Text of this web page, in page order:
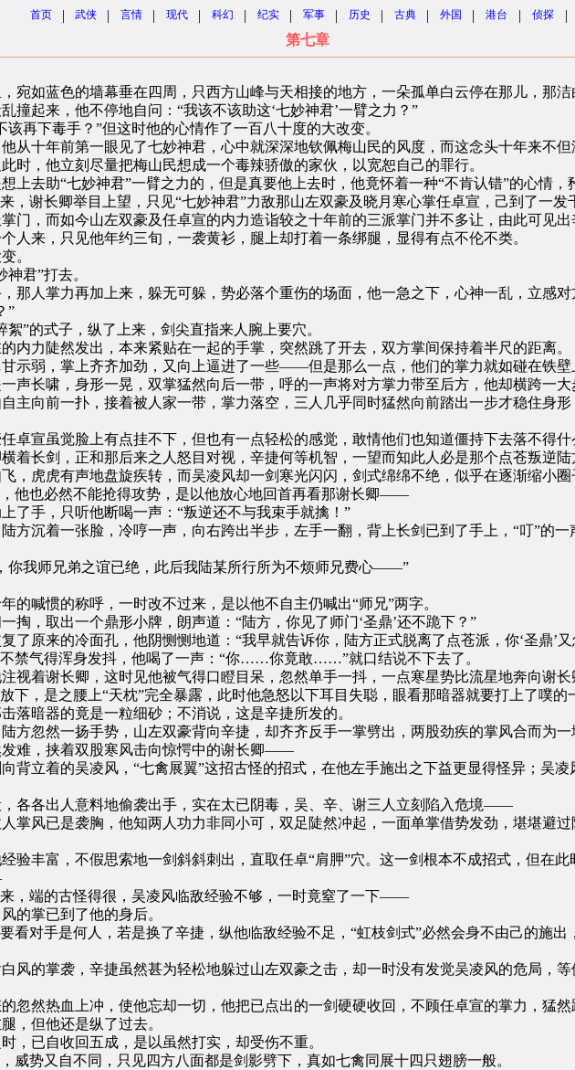
首页 | 武侠 | 言情 | 现代 | 科幻 | 纪实 | 军事 | 历史 | 古典 | 外国 | 港台 | 侦探 |
第七章
如蓝色的墙幕垂在四周，只西方山峰与天相接的地方，一朵孤单白云停在那儿，那洁
起来，他不停地自问：“我该不该助这‘七妙神君’一臂之力？”
下毒手？”但这时他的心情作了一百八十度的大改变。
十年前第一眼见了七妙神君，心中就深深地钦佩梅山民的风度，而这念头十年来不
时，他立刻尽量把梅山民想成一个毒辣骄傲的家伙，以宽恕自己的罪行。
去助“七妙神君”一臂之力的，但是真要他上去时，他竟怀着一种“不肯认错”的心情，
谢长卿举目上望，只见“七妙神君”力敌那山左双豪及晓月寒心掌任卓宣，己到了一发
，而如今山左双豪及任卓宣的内力造诣较之十年前的三派掌门并不多让，由此可见出
来，只见他年约三旬，一袭黄衫，腿上却打着一条绑腿，显得有点不伦不类。
。
君”打去。
人掌力再加上来，躲无可躲，势必落个重伤的场面，他一急之下，心神一乱，立感对
”
的式子，纵了上来，剑尖直指来人腕上要穴。
力陡然发出，本来紧贴在一起的手掌，突然跳了开去，双方掌间保持着半尺的距离。
弱，掌上齐齐加劲，又向上逼进了一些——但是那么一点，他们的掌力就如碰在铁壁
长啸，身形一晃，双掌猛然向后一带，呼的一声将对方掌力带至后方，他却横跨一大
向前一扑，接着被人家一带，掌力落空，三人几乎同时猛然向前踏出一步才稳住身形
宣虽觉脸上有点挂不下，但也有一点轻松的感觉，敢情他们也知道僵持下去落不得什
长剑，正和那后来之人怒目对视，辛捷何等机智，一望而知此人必是那个点苍叛逆陆
虎虎有声地盘旋疾转，而吴凌风却一剑寒光闪闪，剑式绵绵不绝，似乎在逐渐缩小圈
他也必然不能抢得攻势，是以他放心地回首再看那谢长卿——
手，只听他断喝一声：“叛逆还不与我束手就擒！”
沉着一张脸，冷哼一声，向右跨出半步，左手一翻，背上长剑已到了手上，“叮”的一
我师兄弟之谊已绝，此后我陆某所行所为不烦师兄费心——”
喊惯的称呼，一时改不过来，是以他不自主仍喊出“师兄”两字。
，取出一个鼎形小牌，朗声道：“陆方，你见了师门‘圣鼎’还不跪下？”
原来的冷面孔，他阴恻恻地道：“我早就告诉你，陆方正式脱离了点苍派，你‘圣鼎’又
气得浑身发抖，他喝了一声：“你……你竟敢……”就口结说不下去了。
着谢长卿，这时见他被气得口瞪目呆，忽然单手一抖，一点寒星势比流星地奔向谢长
，是之腰上“天枕”完全暴露，此时他急怒以下耳目失聪，眼看那暗器就要打上了噗的
暗器的竟是一粒细砂；不消说，这是辛捷所发的。
忽然一扬手势，山左双豪背向辛捷，却齐齐反手一掌劈出，两股劲疾的掌风合而为
难，挟着双股寒风击向惊愕中的谢长卿——
立着的吴凌风，“七禽展翼”这招古怪的招式，在他左手施出之下益更显得怪异；吴凌
各出人意料地偷袭出手，实在太已阴毒，吴、辛、谢三人立刻陷入危境——
风已是袭胸，他知两人功力非同小可，双足陡然冲起，一面单掌借势发劲，堪堪避过
丰富，不假思索地一剑斜斜刺出，直取任卓“肩胛”穴。这一剑根本不成招式，但在此
，端的古怪得很，吴凌风临敌经验不够，一时竟窒了一下——
掌已到了他的身后。
对手是何人，若是换了辛捷，纵他临敌经验不足，“虹枝剑式”必然会身不由己的施出
的掌袭，辛捷虽然甚为轻松地躲过山左双豪之击，却一时没有发觉吴凌风的危局，
然热血上冲，使他忘却一切，他把已点出的一剑硬硬收回，不顾任卓宣的掌力，猛然
，但他还是纵了过去。
已自收回五成，是以虽然打实，却受伤不重。
势又自不同，只见四方八面都是剑影劈下，真如七禽同展十四只翅膀一般。